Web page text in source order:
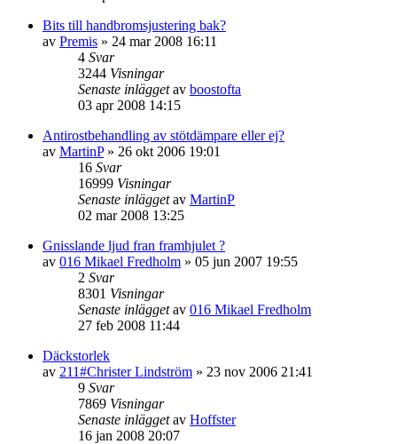
Bits till handbromsjustering bak?
av Premis » 24 mar 2008 16:11
4 Svar
3244 Visningar
Senaste inläggetav boostofta
03 apr 2008 14:15
Antirostbehandling av stötdämpare eller ej?
av MartinP» 26 okt 2006 19:01
16 Svar
16999 Visningar
Senaste inläggetav MartinP
02 mar 2008 13:25
Gnisslande ljud fran framhjulet ?
av 016 Mikael Fredholm » 05 jun 2007 19:55
2 Svar
8301 Visningar
Senaste inläggetav 016 Mikael Fredholm
27 feb 2008 11:44
Däckstorlek
av 211#Christer Lindström » 23 nov 2006 21:41
9 Svar
7869 Visningar
Senaste inläggetav Hoffster
16 jan 2008 20:07